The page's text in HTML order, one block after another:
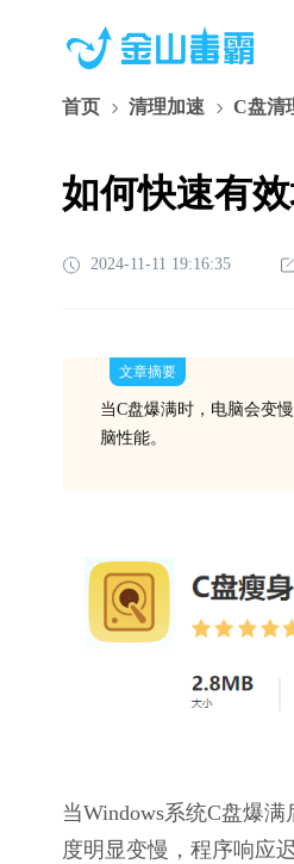
首页 清理加速 C盘清
如何快速有
2024-11-11 19:16:35
文章摘要
当C盘爆满时，电脑会变
脑性能。
当Windows系统C盘爆
度明显变慢，程序响应